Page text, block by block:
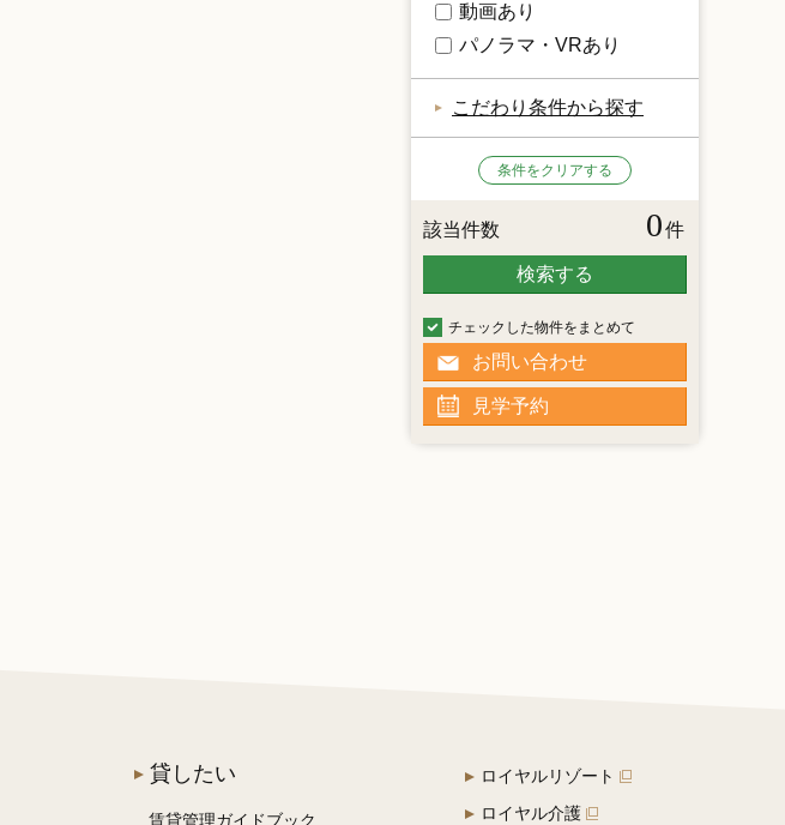
動画あり
パノラマ・VRあり
こだわり条件から探す
条件をクリアする
該当件数 0件
検索する
チェックした物件をまとめて
お問い合わせ
見学予約
貸したい
賃貸管理ガイドブック
ロイヤルリゾート
ロイヤル介護